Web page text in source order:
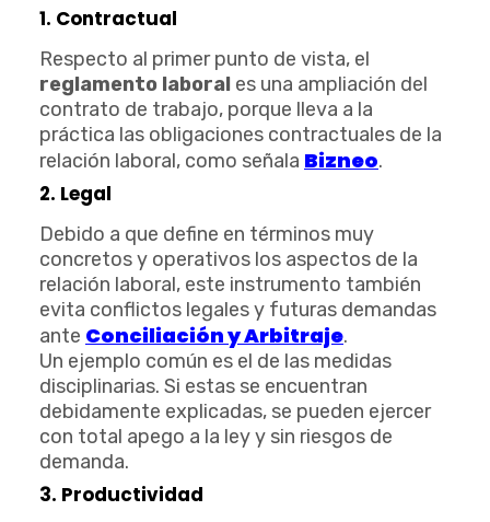
1. Contractual
Respecto al primer punto de vista, el
reglamento laboral es una ampliación del
contrato de trabajo, porque lleva a la
práctica las obligaciones contractuales de la
relación laboral, como señala Bizneo.
2. Legal
Debido a que define en términos muy
concretos y operativos los aspectos de la
relación laboral, este instrumento también
evita conflictos legales y futuras demandas
ante Conciliación y Arbitraje.
Un ejemplo común es el de las medidas
disciplinarias. Si estas se encuentran
debidamente explicadas, se pueden ejercer
con total apego a la ley y sin riesgos de
demanda.
3. Productividad